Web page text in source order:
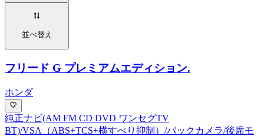
並べ替え
フリード G プレミアムエディション.
ホンダ
純正ナビ(AM FM CD DVD ワンセグTV
BT)/VSA（ABS+TCS+横すべり抑制）/バックカメラ/後席モ